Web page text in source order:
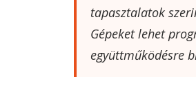
tapasztalatok
Gépeket lehet
együttműködésre